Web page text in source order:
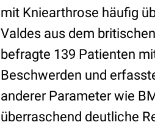
mit Kniearthrose häufig
Valdes aus dem
befragte 139 Patienten
Beschwerden und
anderer Parameter wie
überraschend deutliche